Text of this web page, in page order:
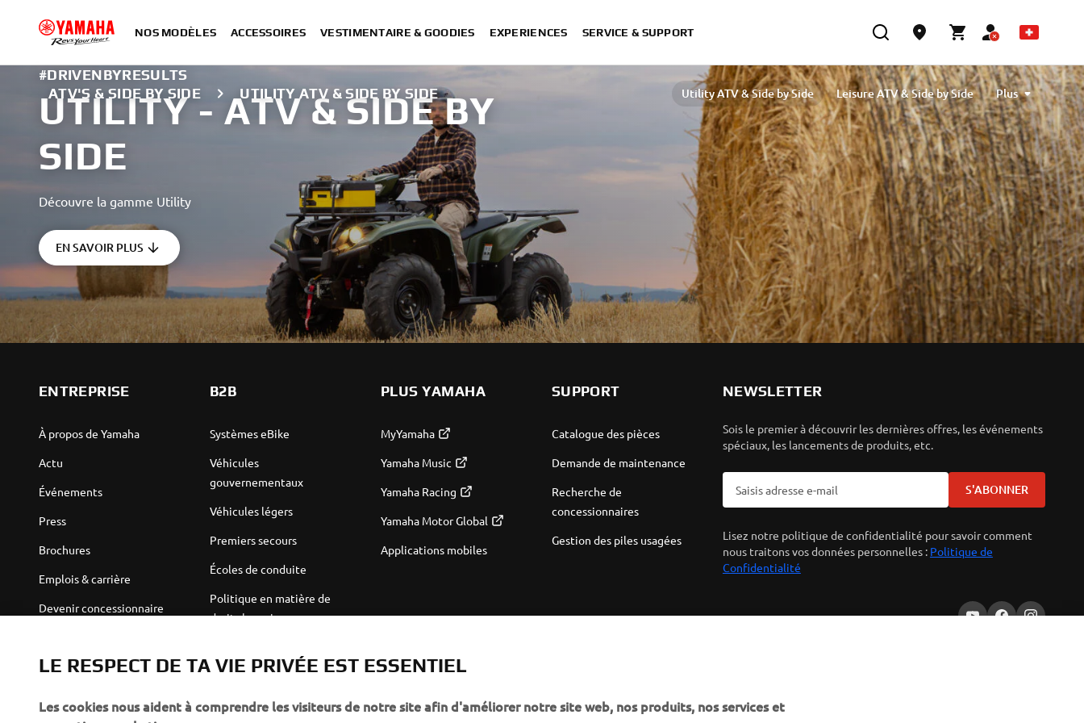
NOS MODÈLES ACCESSOIRES VESTIMENTAIRE & GOODIES EXPERIENCES SERVICE & SUPPORT
ATV'S & SIDE BY SIDE UTILITY ATV & SIDE BY SIDE Utility ATV & Side by Side
Leisure ATV & Side by Side
Sport ATV & Side by Side
Comparaison
ATV Riders: Safety awareness
Winter Editions
Plus
#DRIVENBYRESULTS
UTILITY - ATV & SIDE BY
SIDE
Découvre la gamme Utility
EN SAVOIR PLUS
ENTREPRISE
À propos de Yamaha
Actu
Événements
Press
Brochures
Emplois & carrière
Devenir concessionnaire
base
B2B
Systèmes eBike
Véhicules
gouvernementaux
Véhicules légers
Premiers secours
Écoles de conduite
Politique en matière de
droits humains
Partenariats
Informations techniques
PLUS YAMAHA
MyYamaha
Yamaha Music
Yamaha Racing
Yamaha Motor Global
Applications mobiles
SUPPORT
Catalogue des pièces
Demande de maintenance
Recherche de
concessionnaires
Gestion des piles usagées
NEWSLETTER
Sois le premier à découvrir les dernières offres, les événements
spéciaux, les lancements de produits, etc.
S'ABONNER
Lisez notre politique de confidentialité pour savoir comment
nous traitons vos données personnelles : Politique de
Confidentialité
LE RESPECT DE TA VIE PRIVÉE EST ESSENTIEL
Les cookies nous aident à comprendre les visiteurs de notre site afin d'améliorer notre site web, nos produits, nos services et